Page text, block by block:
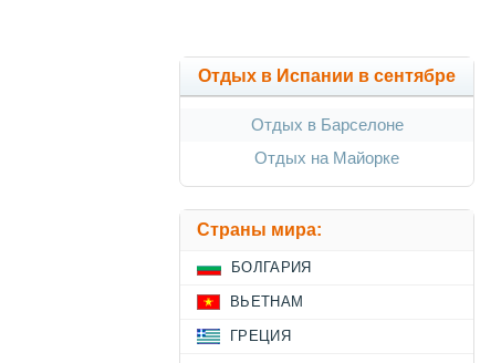
Отдых в Испании в сентябре
Отдых в Барселоне
Отдых на Майорке
Страны мира:
БОЛГАРИЯ
ВЬЕТНАМ
ГРЕЦИЯ